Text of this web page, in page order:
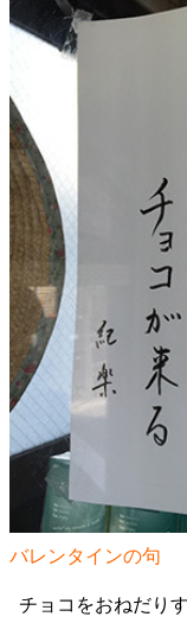
バレンタインの句
チョコをおねだり